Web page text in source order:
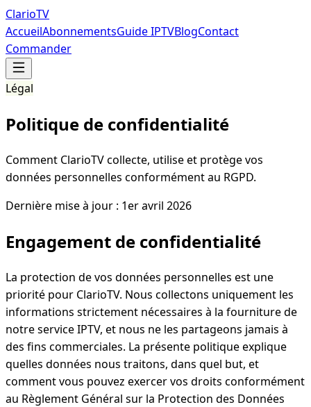
ClarioTV
AccueilAbonnementsGuide IPTVBlogContact
Commander
Légal
Politique de confidentialité
Comment ClarioTV collecte, utilise et protège vos
données personnelles conformément au RGPD.
Dernière mise à jour : 1er avril 2026
Engagement de confidentialité
La protection de vos données personnelles est une
priorité pour ClarioTV. Nous collectons uniquement les
informations strictement nécessaires à la fourniture de
notre service IPTV, et nous ne les partageons jamais à
des fins commerciales. La présente politique explique
quelles données nous traitons, dans quel but, et
comment vous pouvez exercer vos droits conformément
au Règlement Général sur la Protection des Données